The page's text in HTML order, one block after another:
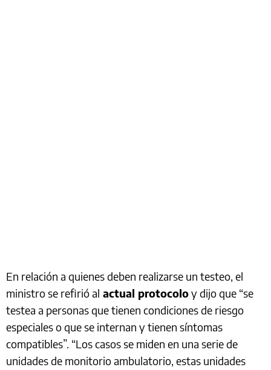
En relación a quienes deben realizarse un testeo, el
ministro se refirió al actual protocoloy dijo que “se
testea a personas que tienen condiciones de riesgo
especiales o que se internan y tienen síntomas
compatibles”. “Los casos se miden en una serie de
unidades de monitorio ambulatorio, estas unidades